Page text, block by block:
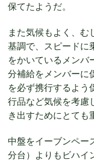
保てたようだ。
また気候もよく、む
基調で、スピードに
をかいているメンバ
分補給をメンバーに
を必ず携行するよう
行品など気候を考慮
き出すためにとても
中盤をイーブンペー
分台）よりもビハイ